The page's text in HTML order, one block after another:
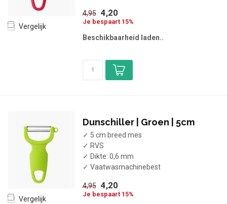
Vergelijk
4,95 4,20
Je bespaart 15%
Beschikbaarheid laden..
Vergelijk
Dunschiller | Groen | 5cm
✓ 5 cm breed mes
✓ RVS
✓ Dikte: 0,6 mm
✓ Vaatwasmachinebest
4,95 4,20
Je bespaart 15%